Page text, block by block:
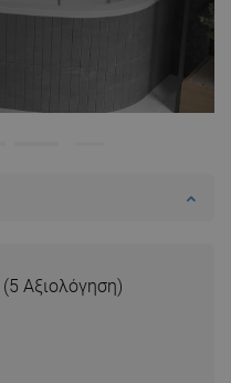
(5 Αξιολόγηση)